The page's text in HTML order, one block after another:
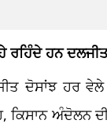
ਰਹਿੰਦੇ ਹਨ
ਦੋਸਾਂਝ ਹਰ
ਕਿਸਾਨ ਅੰਦੋਲਨ